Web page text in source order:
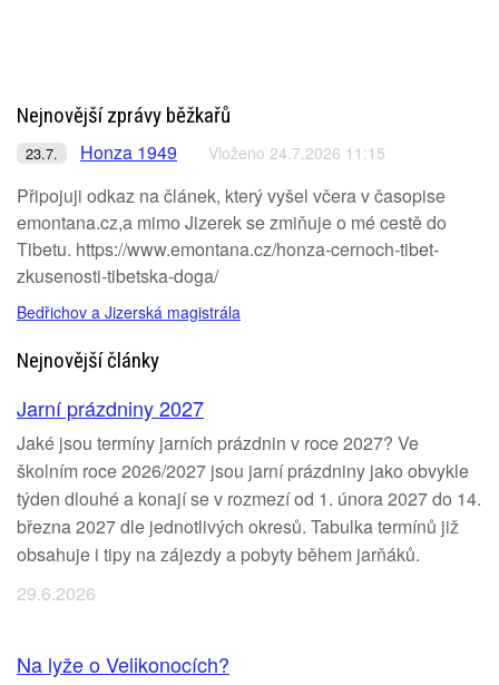
Nejnovější zprávy běžkařů
23.7. Honza 1949 Vloženo 24.7.2026 11:15
Připojuji odkaz na článek, který vyšel včera v časopise
emontana.cz,a mimo Jizerek se zmiňuje o mé cestě do
Tibetu. https://www.emontana.cz/honza-cernoch-tibet-
zkusenosti-tibetska-doga/
Bedřichov a Jizerská magistrála
Nejnovější články
Jarní prázdniny 2027
Jaké jsou termíny jarních prázdnin v roce 2027? Ve
školním roce 2026/2027 jsou jarní prázdniny jako obvykle
týden dlouhé a konají se v rozmezí od 1. února 2027 do 14.
března 2027 dle jednotlivých okresů. Tabulka termínů již
obsahuje i tipy na zájezdy a pobyty během jarňáků.
29.6.2026
Na lyže o Velikonocích?